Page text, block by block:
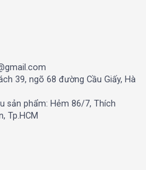
39, ngõ 68 đường Cầu Giấy, Hà
sản phẩm: Hẻm 86/7, Thích
Tp.HCM